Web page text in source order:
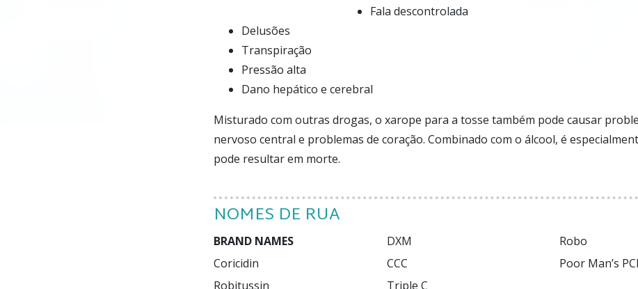
Fala descontrolada
Delusões
Transpiração
Pressão alta
Dano hepático e cerebral
Misturado com outras drogas, o xarope para a tosse também pode causar
nervoso central e problemas de coração. Combinado com o álcool, é
pode resultar em morte.
NOMES DE RUA
BRAND NAMES
Coricidin
DXM
CCC
Triple C
Robo
Poor Man’s PCP